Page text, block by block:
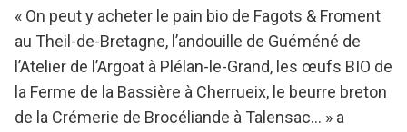
« On peut y acheter le pain bio de Fagots & Froment
au Theil-de-Bretagne, l’andouille de Guéméné de
l’Atelier de l’Argoat à Plélan-le-Grand, les œufs BIO de
la Ferme de la Bassière à Cherrueix, le beurre breton
de la Crémerie de Brocéliande à Talensac… » a